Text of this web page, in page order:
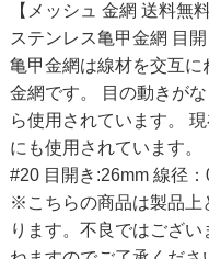
【メッシュ 金網 送料無料
ステンレス亀甲金網 目
亀甲金網は線材を交互に
金網です。 目の動きが
ら使用されています。
にも使用されています。
#20 目開き:26mm 線径：
※こちらの商品は製品上
ります。不良ではござ